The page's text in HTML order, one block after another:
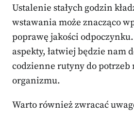
Ustalenie stałych godzin
wstawania może znacząco
poprawę jakości
aspekty, łatwiej będzie nam
codzienne rutyny do potrzeb
organizmu.
Warto również zwracać